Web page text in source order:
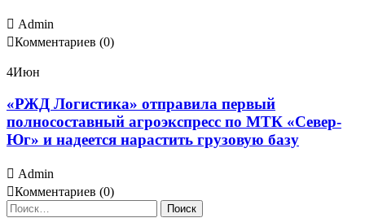
Admin
Комментариев (0)
4Июн
«РЖД Логистика» отправила первый
полносоставный агроэкспресс по МТК «Север-
Юг» и надеется нарастить грузовую базу
Admin
Комментариев (0)
Найти: